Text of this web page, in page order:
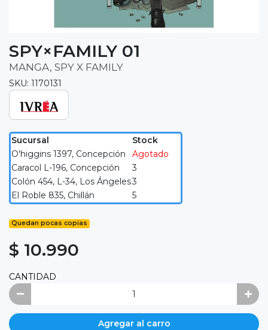
SPY×FAMILY 01
MANGA, SPY X FAMILY
SKU: 1170131
Sucursal
Stock
O'higgins 1397, Concepción
Agotado
Caracol L-196, Concepción
3
Colón 454, L-34, Los Ángeles3
El Roble 835, Chillán
5
Quedan pocas copias
$ 10.990
CANTIDAD
Agregar al carro